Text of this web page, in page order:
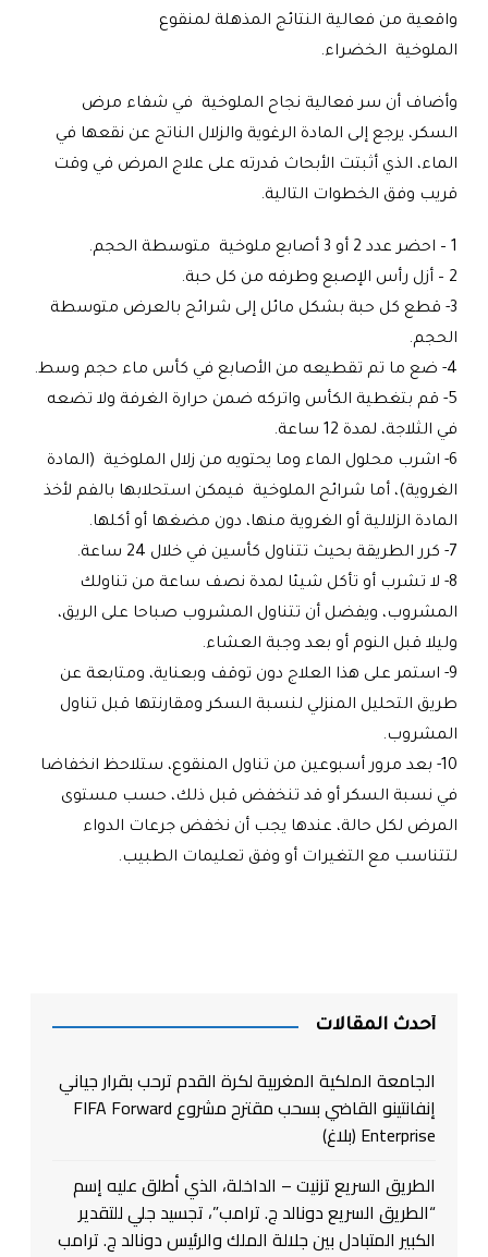
واقعية من فعالية النتائج المذهلة لمنقوع
الملوخية الخضراء.
وأضاف أن سر فعالية نجاح الملوخية في شفاء مرض
السكر، يرجع إلى المادة الرغوية والزلال الناتج عن نقعها في
الماء، الذي أثبتت الأبحاث قدرته على علاج المرض في وقت
قريب وفق الخطوات التالية.
1 – احضر عدد 2 أو 3 أصابع ملوخية متوسطة الحجم.
2 – أزل رأس الإصبع وطرفه من كل حبة.
3- قطع كل حبة بشكل مائل إلى شرائح بالعرض متوسطة
الحجم.
4- ضع ما تم تقطيعه من الأصابع في كأس ماء حجم وسط.
5- قم بتغطية الكأس واتركه ضمن حرارة الغرفة ولا تضعه
في الثلاجة، لمدة 12 ساعة.
6- اشرب محلول الماء وما يحتويه من زلال الملوخية (المادة
الغروية)، أما شرائح الملوخية فيمكن استحلابها بالفم لأخذ
المادة الزلالية أو الغروية منها، دون مضغها أو أكلها.
7- كرر الطريقة بحيث تتناول كأسين في خلال 24 ساعة.
8- لا تشرب أو تأكل شيئا لمدة نصف ساعة من تناولك
المشروب، ويفضل أن تتناول المشروب صباحا على الريق،
وليلا قبل النوم أو بعد وجبة العشاء.
9- استمر على هذا العلاج دون توقف وبعناية، ومتابعة عن
طريق التحليل المنزلي لنسبة السكر ومقارنتها قبل تناول
المشروب.
10- بعد مرور أسبوعين من تناول المنقوع، ستلاحظ انخفاضا
في نسبة السكر أو قد تنخفض قبل ذلك، حسب مستوى
المرض لكل حالة، عندها يجب أن نخفض جرعات الدواء
لتتناسب مع التغيرات أو وفق تعليمات الطبيب.
أحدث المقالات
الجامعة الملكية المغربية لكرة القدم ترحب بقرار جياني
إنفانتينو القاضي بسحب مقترح مشروع FIFA Forward
Enterprise (بلاغ)
الطريق السريع تزنيت – الداخلة، الذي أطلق عليه إسم
“الطريق السريع دونالد ج. ترامب”، تجسيد جلي للتقدير
الكبير المتبادل بين جلالة الملك والرئيس دونالد ج. ترامب